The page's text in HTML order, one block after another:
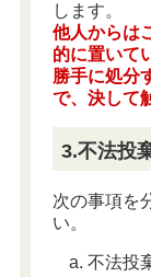
します。
他人からは
的に置いて
勝手に処分
で、決して
3.不法投
次の事項を
い。
不法投